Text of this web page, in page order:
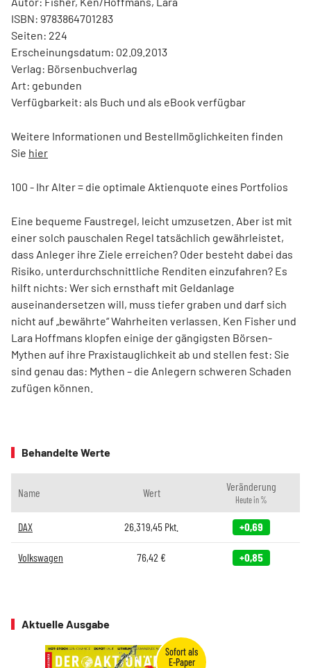
ISBN: 9783864701283
Seiten: 224
Erscheinungsdatum: 02.09.2013
Verlag: Börsenbuchverlag
Art: gebunden
Verfügbarkeit: als Buch und als eBook verfügbar
Weitere Informationen und Bestellmöglichkeiten finden
Sie hier
100 - Ihr Alter = die optimale Aktienquote eines Portfolios
Eine bequeme Faustregel, leicht umzusetzen. Aber ist mit
einer solch pauschalen Regel tatsächlich gewährleistet,
dass Anleger ihre Ziele erreichen? Oder besteht dabei das
Risiko, unterdurchschnittliche Renditen einzufahren? Es
hilft nichts: Wer sich ernsthaft mit Geldanlage
auseinandersetzen will, muss tiefer graben und darf sich
nicht auf „bewährte“ Wahrheiten verlassen. Ken Fisher und
Lara Hoffmans klopfen einige der gängigsten Börsen-
Mythen auf ihre Praxistauglichkeit ab und stellen fest: Sie
sind genau das: Mythen – die Anlegern schweren Schaden
zufügen können.
Behandelte Werte
Name Wert Veränderung
Heute in %
DAX 26.319,45 Pkt. +0,69
Volkswagen 76,42 € +0,85
Aktuelle Ausgabe